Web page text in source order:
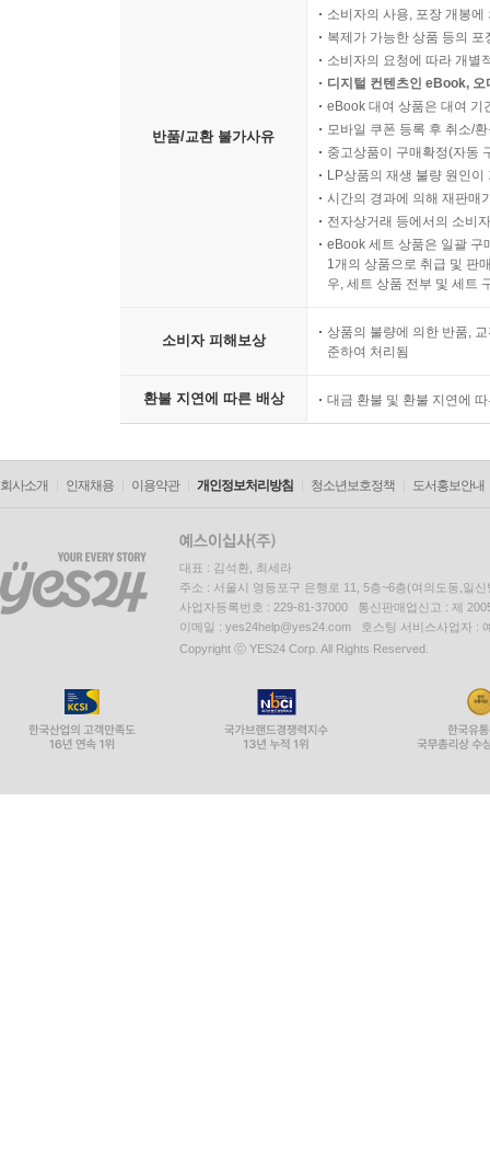
반품/교환 불가사유
소비자의 사용, 포장 개봉
복제가 가능한 상품 등의
소비자의 요청에 따라 개별
디지털 컨텐츠인 eBook,
eBook 대여 상품은 대여 기
모바일 쿠폰 등록 후 취소/
중고상품이 구매확정(자동
LP상품의 재생 불량 원인
시간의 경과에 의해 재판매
전자상거래 등에서의 소비
eBook 세트 상품은 일괄 구
1개의 상품으로 취급 및 판
우, 세트 상품 전부 및 세트
소비자 피해보상
상품의 불량에 의한 반품,
준하여 처리됨
환불 지연에 따른 배상 대금 환불 및 환불 지연에
회사소개 인재채용 이용약관 개인정보처리방침 청소년보호정책 도서홍보안내
대표 : 김석환, 최세라
주소 : 서울시 영등포구 은행로 11, 5층~6층(여의도동,일신
사업자등록번호 : 229-81-37000 통신판매업신고 : 제
이메일 : yes24help@yes24.com 호스팅 서비스사업자 :
Copyright ⓒ YES24 Corp. All Rights Reserved.